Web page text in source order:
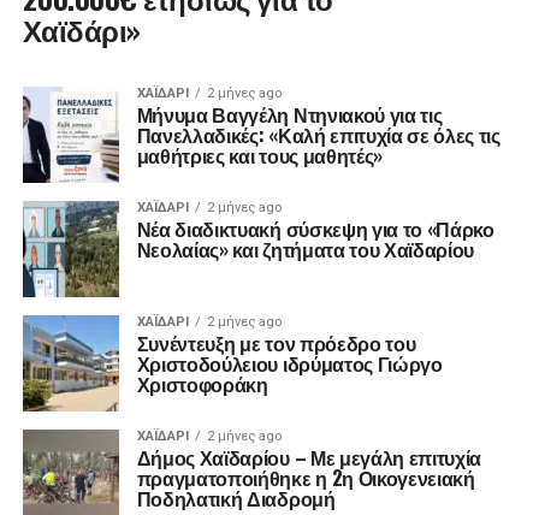
Χαϊδάρι»
ΧΑΪΔΑΡΙ 2 μήνες ago
Μήνυμα Βαγγέλη Ντηνιακού για τις
Πανελλαδικές: «Καλή επιτυχία σε όλες τις
μαθήτριες και τους μαθητές»
ΧΑΪΔΑΡΙ 2 μήνες ago
Νέα διαδικτυακή σύσκεψη για το «Πάρκο
Νεολαίας» και ζητήματα του Χαϊδαρίου
ΧΑΪΔΑΡΙ 2 μήνες ago
Συνέντευξη με τον πρόεδρο του
Χριστοδούλειου ιδρύματος Γιώργο
Χριστοφοράκη
ΧΑΪΔΑΡΙ 2 μήνες ago
Δήμος Χαϊδαρίου – Με μεγάλη επιτυχία
πραγματοποιήθηκε η 2η Οικογενειακή
Ποδηλατική Διαδρομή